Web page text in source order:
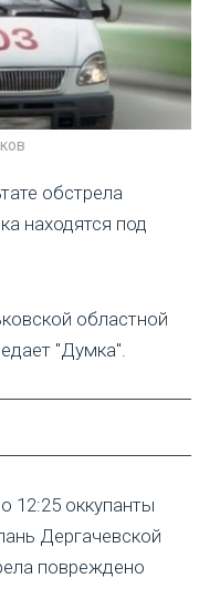
обстрела
находятся под
областной
"Думка".
12:25 оккупанты
Дергачевской
повреждено